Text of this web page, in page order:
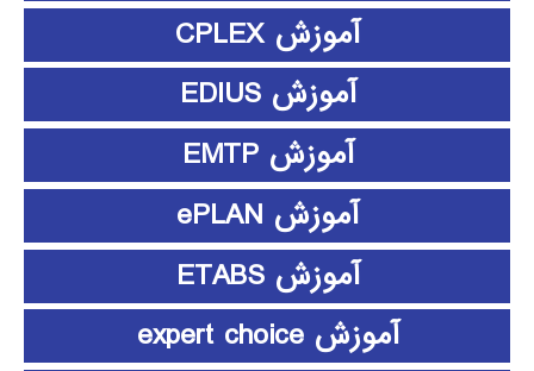
آموزش CPLEX
آموزش EDIUS
آموزش EMTP
آموزش ePLAN
آموزش ETABS
آموزش expert choice